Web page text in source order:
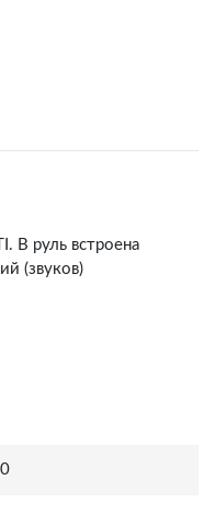
В руль встроена
(звуков)